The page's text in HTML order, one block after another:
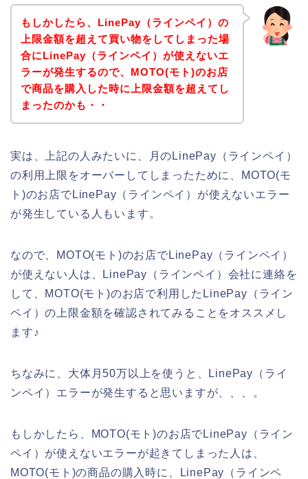
もしかしたら、LinePay（ラインペイ）の
上限金額を超えて買い物をしてしまった場
合にLinePay（ラインペイ）が使えないエ
ラーが発生するので、MOTO(モト)のお店
で商品を購入した時に上限金額を超えてし
まったのかも・・
実は、上記の人みたいに、月のLinePay（ラインペイ）
の利用上限をオーバーしてしまったために、MOTO(モ
ト)のお店でLinePay（ラインペイ）が使えないエラー
が発生している人もいます。
なので、MOTO(モト)のお店でLinePay（ラインペイ）
が使えない人は、LinePay（ラインペイ）会社に連絡を
して、MOTO(モト)のお店で利用したLinePay（ライン
ペイ）の上限金額を確認されてみることをオススメし
ます♪
ちなみに、大体月50万以上を使うと、LinePay（ライ
ンペイ）エラーが発生すると思いますが、、、。
もしかしたら、MOTO(モト)のお店でLinePay（ライン
ペイ）が使えないエラーが起きてしまった人は、
MOTO(モト)の商品の購入時に、LinePay（ラインペ